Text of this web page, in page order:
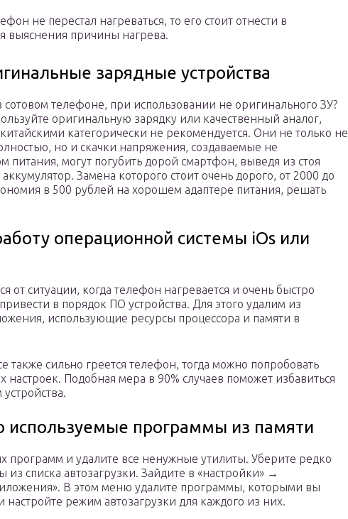
не перестал нагреваться, то его стоит отнести в
выяснения причины нагрева.
зарядные устройства
сотовом телефоне, при использовании не оригинального ЗУ?
оригинальную зарядку или качественный аналог,
категорически не рекомендуется. Они не только не
но и скачки напряжения, создаваемые не
питания, могут погубить дорой смартфон, выведя из стоя
Замена которого стоит очень дорого, от 2000 до
в 500 рублей на хорошем адаптере питания, решать
операционной системы iOs или
от ситуации, когда телефон нагревается и очень быстро
в порядок ПО устройства. Для этого удалим из
использующие ресурсы процессора и памяти в
также сильно греется телефон, тогда можно попробовать
настроек. Подобная мера в 90% случаев поможет избавиться
используемые программы из памяти
программ и удалите все ненужные утилиты. Уберите редко
списка автозагрузки. Зайдите в «настройки» →
В этом меню удалите программы, которыми вы
настройте режим автозагрузки для каждого из них.